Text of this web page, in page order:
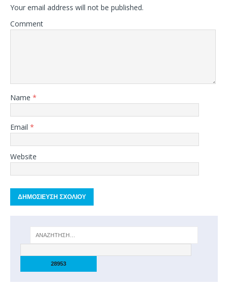
Your email address will not be published.
Comment
Name *
Email *
Website